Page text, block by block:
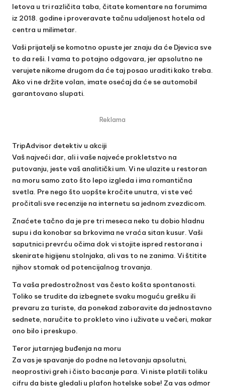
letova u tri različita taba, čitate komentare na forumima
iz 2018. godine i proveravate tačnu udaljenost hotela od
centra u milimetar.
Vaši prijatelji se komotno opuste jer znaju da će Djevica sve
to da reši. I vama to potajno odgovara, jer apsolutno ne
verujete nikome drugom da će taj posao uraditi kako treba.
Ako vi ne držite volan, imate osećaj da će se automobil
garantovano slupati.
Reklama
TripAdvisor detektiv u akciji
Vaš najveći dar, ali i vaše najveće prokletstvo na
putovanju, jeste vaš analitički um. Vi ne ulazite u restoran
na moru samo zato što lepo izgleda i ima romantična
svetla. Pre nego što uopšte kročite unutra, vi ste već
pročitali sve recenzije na internetu sa jednom zvezdicom.
Znaćete tačno da je pre tri meseca neko tu dobio hladnu
supu i da konobar sa brkovima ne vraća sitan kusur. Vaši
saputnici prevrću očima dok vi stojite ispred restorana i
skenirate higijenu stolnjaka, ali vas to ne zanima. Vi štitite
njihov stomak od potencijalnog trovanja.
Ta vaša predostrožnost vas često košta spontanosti.
Toliko se trudite da izbegnete svaku moguću grešku ili
prevaru za turiste, da ponekad zaboravite da jednostavno
sednete, naručite to prokleto vino i uživate u večeri, makar
ono bilo i preskupo.
Teror jutarnjeg buđenja na moru
Za vas je spavanje do podne na letovanju apsolutni,
neoprostivi greh i čisto bacanje para. Vi niste platili toliku
cifru da biste gledali u plafon hotelske sobe! Za vas odmor